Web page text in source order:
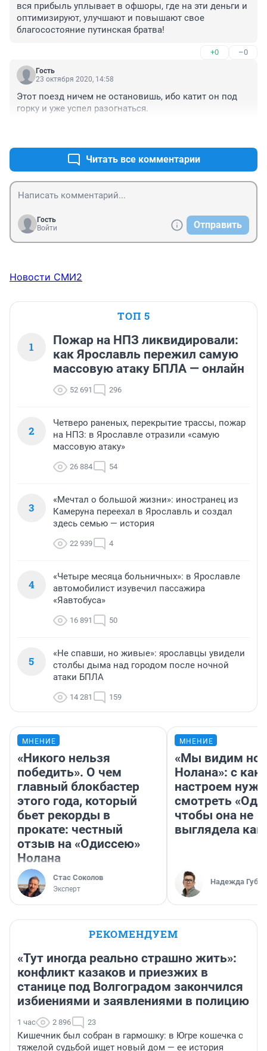
вся прибыль уплывает в офшоры, где на эти деньги и
оптимизируют, улучшают и повышают свое
благосостояние путинская братва!
+0 –0
Гость
23 октября 2020, 14:58
Этот поезд ничем не остановишь, ибо катит он под
горку и уже успел разогнаться.
Читать все комментарии
Гость
Войти
Отправить
Новости СМИ2
ТОП 5
1
Пожар на НПЗ ликвидировали:
как Ярославль пережил самую
массовую атаку БПЛА — онлайн
52 691 296
2
Четверо раненых, перекрытие трассы, пожар
на НПЗ: в Ярославле отразили «самую
массовую атаку»
26 884 54
3
«Мечтал о большой жизни»: иностранец из
Камеруна переехал в Ярославль и создал
здесь семью — история
22 939 4
4
«Четыре месяца больничных»: в Ярославле
автомобилист изувечил пассажира
«Яавтобуса»
16 891 50
5
«Не спавши, но живые»: ярославцы увидели
столбы дыма над городом после ночной
атаки БПЛА
14 281 159
МНЕНИЕ
«Никого нельзя
победить». О чем
главный блокбастер
этого года, который
бьет рекорды в
прокате: честный
отзыв на «Одиссею»
Нолана
Стас Соколов
Эксперт
МНЕНИЕ
«Мы видим
Нолана»: с
настроем
смотреть
чтобы она не
выглядела как
Надежда
РЕКОМЕНДУЕМ
«Тут иногда реально страшно жить»:
конфликт казаков и приезжих в
станице под Волгоградом закончился
избиениями и заявлениями в полицию
1 час 2 896 23
Кишечник был собран в гармошку: в Югре кошечка с
тяжелой судьбой ищет новый дом — ее история